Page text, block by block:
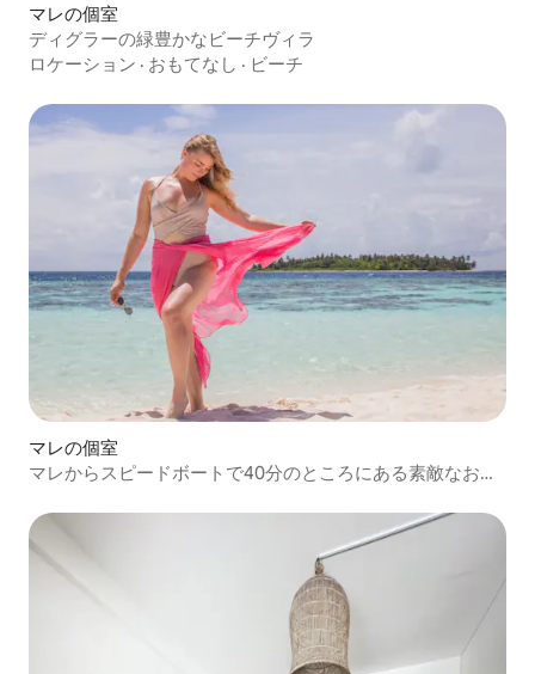
マレの個室
ディグラーの緑豊かなビーチヴィラ
ロケーション · おもてなし · ビーチ
マレの個室
マレからスピードボートで40分のところにある素敵なお部